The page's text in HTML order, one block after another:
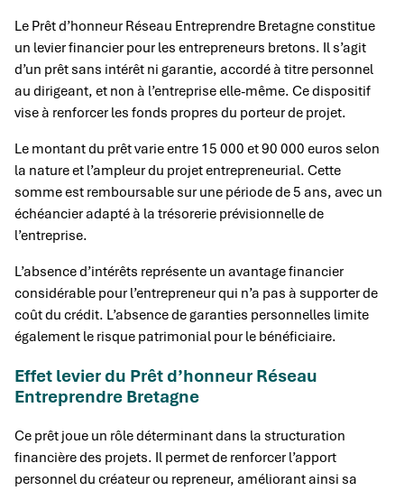
Le Prêt d’honneur Réseau Entreprendre Bretagne constitue
un levier financier pour les entrepreneurs bretons. Il s’agit
d’un prêt sans intérêt ni garantie, accordé à titre personnel
au dirigeant, et non à l’entreprise elle-même. Ce dispositif
vise à renforcer les fonds propres du porteur de projet.
Le montant du prêt varie entre 15 000 et 90 000 euros selon
la nature et l’ampleur du projet entrepreneurial. Cette
somme est remboursable sur une période de 5 ans, avec un
échéancier adapté à la trésorerie prévisionnelle de
l’entreprise.
L’absence d’intérêts représente un avantage financier
considérable pour l’entrepreneur qui n’a pas à supporter de
coût du crédit. L’absence de garanties personnelles limite
également le risque patrimonial pour le bénéficiaire.
Effet levier du Prêt d’honneur Réseau
Entreprendre Bretagne
Ce prêt joue un rôle déterminant dans la structuration
financière des projets. Il permet de renforcer l’apport
personnel du créateur ou repreneur, améliorant ainsi sa